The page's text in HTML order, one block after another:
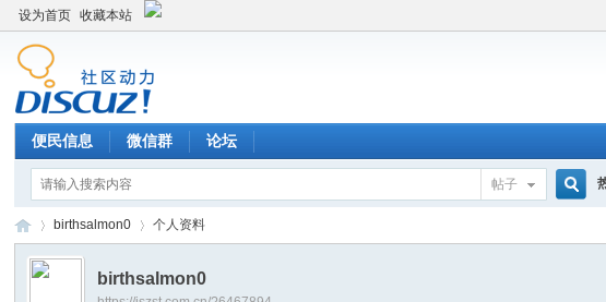
设为首页 收藏本站
便民信息 微信群 论坛
帖子
birthsalmon0 个人资料
birthsalmon0